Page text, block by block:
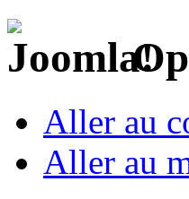
Aller au
Aller au